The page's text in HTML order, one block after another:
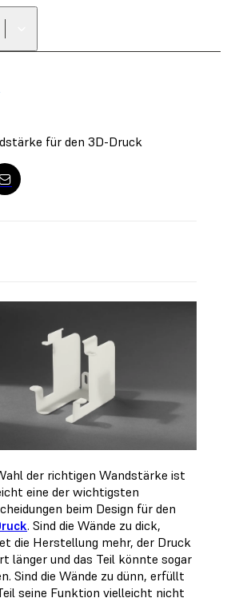
für den 3D-Druck
der richtigen Wandstärke ist
eine der wichtigsten
beim Design für den
. Sind die Wände zu dick,
die Herstellung mehr, der Druck
länger und das Teil könnte sogar
Sind die Wände zu dünn, erfüllt
seine Funktion vielleicht nicht